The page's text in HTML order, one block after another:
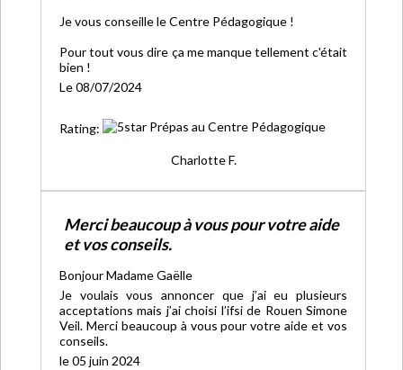
Je vous conseille le Centre Pédagogique !
Pour tout vous dire ça me manque tellement c'était
bien !
Le 08/07/2024
Rating:
Charlotte F.
Merci beaucoup à vous pour votre aide
et vos conseils.
Bonjour Madame Gaëlle
Je voulais vous annoncer que j’ai eu plusieurs
acceptations mais j’ai choisi l’ifsi de Rouen Simone
Veil. Merci beaucoup à vous pour votre aide et vos
conseils.
le 05 juin 2024